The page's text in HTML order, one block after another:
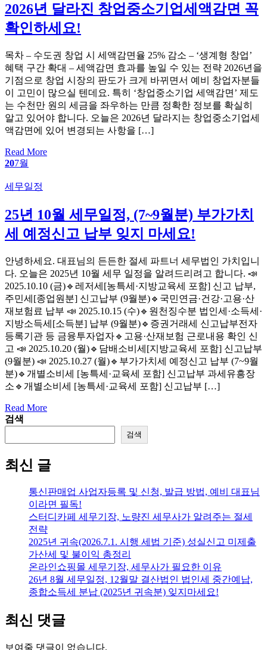
2026년 달라진 창업중소기업세액감면 꼭
확인하세요!
목차 – 수도권 창업 시 세액감면율 25% 감소 – ‘생계형 창업’
혜택 구간 확대 – 세액감면 효과를 높일 수 있는 전략 2026년을
기점으로 창업 시장의 판도가 크게 바뀌면서 예비 창업자분들
이 고민이 많으실 텐데요. 특히 ‘창업중소기업 세액감면’ 제도
는 수천만 원의 세금을 좌우하는 만큼 정확한 정보를 확실히
알고 있어야 합니다. 오늘은 2026년 달라지는 창업중소기업세
액감면에 있어 변경되는 사항을 […]
Read More
207월
Categories
세무일정
25년 10월 세무일정, (7~9월분) 부가가치
세 예정신고 납부 잊지 마세요!
안녕하세요. 대표님의 든든한 절세 파트너 세무법인 가치입니
다. 오늘은 2025년 10월 세무 일정을 알려드리려고 합니다. 📣
2025.10.10 (금)🔹레저세[농특세·지방교육세 포함] 신고 납부,
주민세[종업원분] 신고납부 (9월분)🔹국민연금·건강·고용·산
재보험료 납부 📣 2025.10.15 (수)🔹원천징수분 법인세·소득세·
지방소득세[소득분] 납부 (9월분)🔹증권거래세 신고납부전자
등록기관 등 금융투자업자🔹고용·산재보험 근로내용 확인 신
고 📣 2025.10.20 (월)🔹담배소비세[지방교육세 포함] 신고납부
(9월분) 📣 2025.10.27 (월)🔹부가가치세 예정신고 납부 (7~9월
분)🔹개별소비세 [농특세·교육세 포함] 신고납부 과세유흥장
소🔹개별소비세 [농특세·교육세 포함] 신고납부 […]
Read More
검색
검색
최신 글
통신판매업 사업자등록 및 신청, 발급 방법, 예비 대표님
이라면 필독!
스터디카페 세무기장, 노량진 세무사가 알려주는 절세
전략
2025년 귀속(2026.7.1. 시행 세법 기준) 성실신고 미제출
가산세 및 불이익 총정리
온라인쇼핑몰 세무기장, 세무사가 필요한 이유
26년 8월 세무일정, 12월말 결산법인 법인세 중간예납,
종합소득세 분납 (2025년 귀속분) 잊지마세요!
최신 댓글
보여줄 댓글이 없습니다.